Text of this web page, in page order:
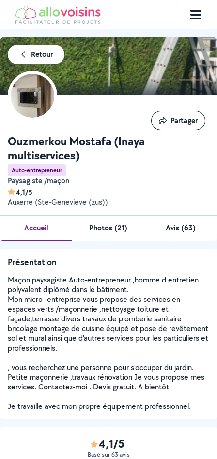
Retour
Ouzmerkou Mostafa (Inaya
multiservices)
Auto-entrepreneur
Paysagiste /maçon
4,1/5
Auxerre (Ste-Genevieve (zus))
Partager
Partager
Accueil Photos (21) Avis (63)
Présentation
Maçon paysagiste Auto-entrepreneur ,homme d entretien
polyvalent diplômé dans le bâtiment.
Mon micro -entreprise vous propose des services en
espaces verts /maçonnerie ,nettoyage toiture et
façade,terrasse divers travaux de plomberie sanitaire
bricolage montage de cuisine équipé et pose de revêtement
sol et mural ainsi que d'autres services pour les particuliers et
professionnels.
, vous recherchez une personne pour s'occuper du jardin.
Petite maçonnerie ,travaux rénovation Je vous propose mes
services. Contactez-moi . Devis gratuit. A bientôt.
Je travaille avec mon propre équipement professionnel.
4,1/5
Basé sur 63 avis